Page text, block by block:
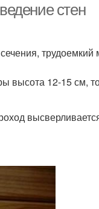
стен
трудоемкий
высота 12-15 см,